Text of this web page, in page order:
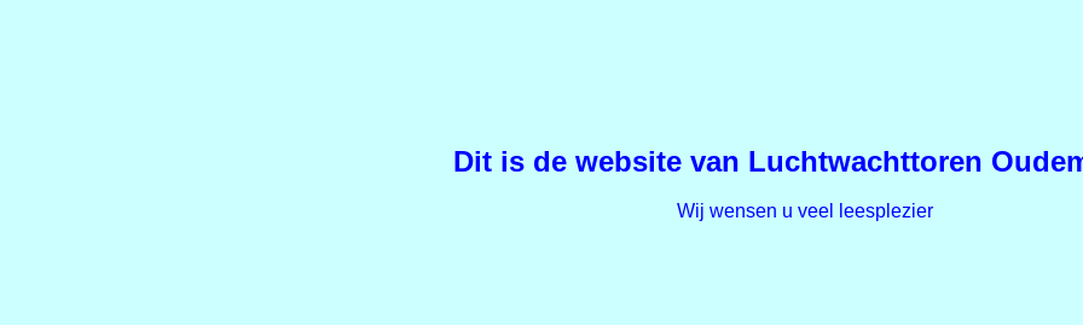
Dit is de website van Luchtwachttoren
Wij wensen u veel leesplezier